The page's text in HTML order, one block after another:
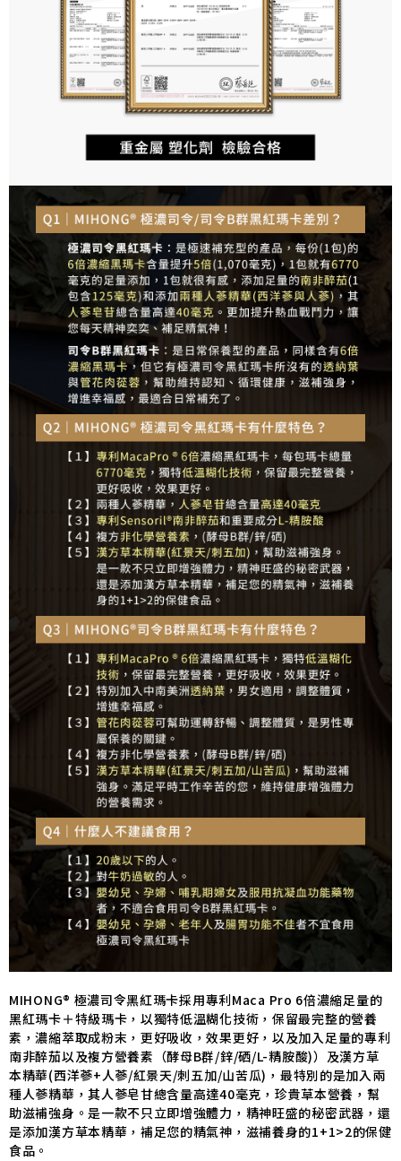
MIHONG® 極濃司令黑紅瑪卡採用專利Maca Pro 6倍濃縮足量的
黑紅瑪卡＋特級瑪卡，以獨特低溫糊化技術，保留最完整的營養
素，濃縮萃取成粉末，更好吸收，效果更好，以及加入足量的專利
南非醉茄以及複方營養素（酵母B群/鋅/硒/L-精胺酸)）及漢方草
本精華(西洋蔘+人蔘/紅景天/刺五加/山苦瓜)，最特別的是加入兩
種人蔘精華，其人蔘皂甘總含量高達40毫克，珍貴草本營養，幫
助滋補強身。是一款不只立即增強體力，精神旺盛的秘密武器，還
是添加漢方草本精華，補足您的精氣神，滋補養身的1+1>2的保健
食品。